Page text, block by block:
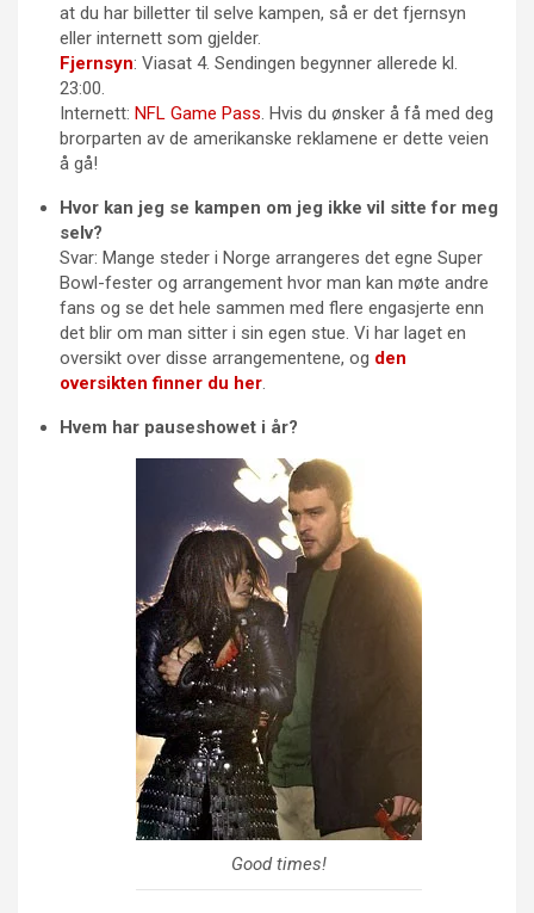
at du har billetter til selve kampen, så er det fjernsyn
eller internett som gjelder.
Fjernsyn: Viasat 4. Sendingen begynner allerede kl.
23:00.
Internett: NFL Game Pass . Hvis du ønsker å få med deg
brorparten av de amerikanske reklamene er dette veien
å gå!
Hvor kan jeg se kampen om jeg ikke vil sitte for meg
selv?
Svar: Mange steder i Norge arrangeres det egne Super
Bowl-fester og arrangement hvor man kan møte andre
fans og se det hele sammen med flere engasjerte enn
det blir om man sitter i sin egen stue. Vi har laget en
oversikt over disse arrangementene, og den
oversikten finner du her
Hvem har pauseshowet i år?
Good times!